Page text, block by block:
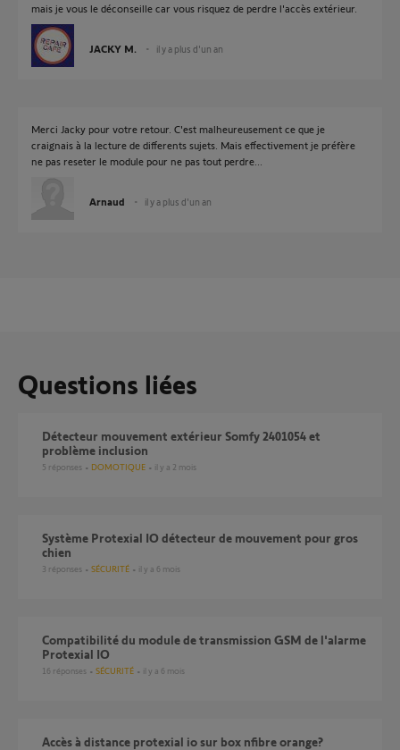
mais je vous le déconseille car vous risquez de perdre l'accès extérieur.
JACKY M. il y a plus d'un an
Merci Jacky pour votre retour. C'est malheureusement ce que je
craignais à la lecture de differents sujets. Mais effectivement je préfère
ne pas reseter le module pour ne pas tout perdre...
Arnaud il y a plus d'un an
Questions liées
Détecteur mouvement extérieur Somfy 2401054 et
problème inclusion
5 réponses DOMOTIQUE il y a 2 mois
Système Protexial IO détecteur de mouvement pour gros
chien
3 réponses SÉCURITÉ il y a 6 mois
compatibilité du module de transmission GSM de l'alarme
Protexial IO
16 réponses SÉCURITÉ il y a 6 mois
accès à distance protexial io sur box nfibre orange?